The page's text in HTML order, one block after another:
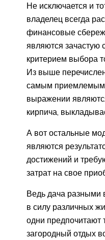
Не исключается и
владелец всегда
финансовые
являются
критерием выбора
Из выше
самым приемлемым
выражении
кирпича,
А вот остальные
являются
достижений и
затрат на свое
Ведь дача разными
в силу различных
одни предпочитают
загородный отдых